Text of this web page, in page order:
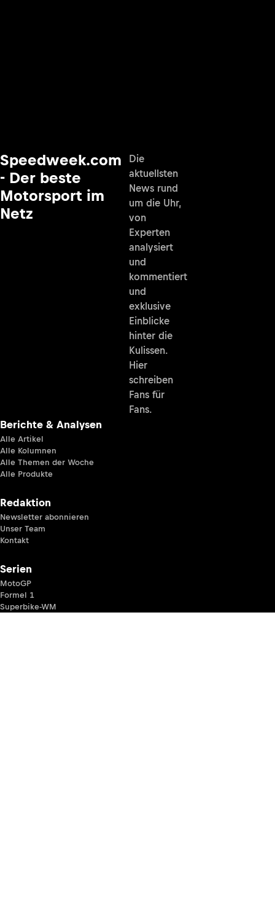
Speedweek.com
- Der beste
Motorsport im
Netz
Die
aktuellsten
News rund
um die Uhr,
von
Experten
analysiert
und
kommentiert
und
exklusive
Einblicke
hinter die
Kulissen.
Hier
schreiben
Fans für
Fans.
Berichte & Analysen
Alle Artikel
Alle Kolumnen
Alle Themen der Woche
Alle Produkte
Redaktion
Newsletter abonnieren
Unser Team
Kontakt
Serien
MotoGP
Formel 1
Superbike-WM